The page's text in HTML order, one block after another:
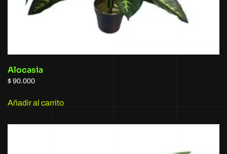
Alocasia
$ 90.000
Añadir al carrito